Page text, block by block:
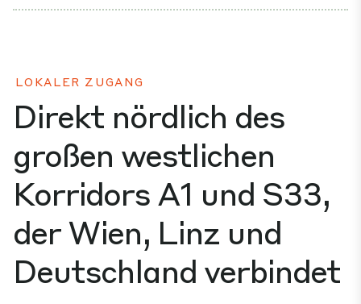
LOKALER ZUGANG
Direkt nördlich des
großen westlichen
Korridors A1 und S33,
der Wien, Linz und
Deutschland verbindet